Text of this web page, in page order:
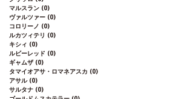
マルスラン (0)
ヴァルツァー (0)
コロリーノ (0)
ルカツィテリ (0)
キシィ (0)
ルビーレッド (0)
ギャムザ (0)
タマイオアサ・ロマネアスカ (0)
アサル (0)
サルタナ (0)